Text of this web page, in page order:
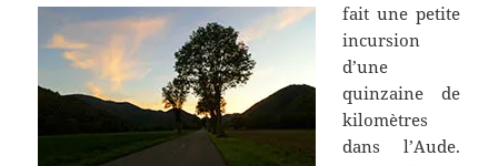
fait une petite
incursion
d’une
quinzaine de
kilomètres
dans l’Aude.